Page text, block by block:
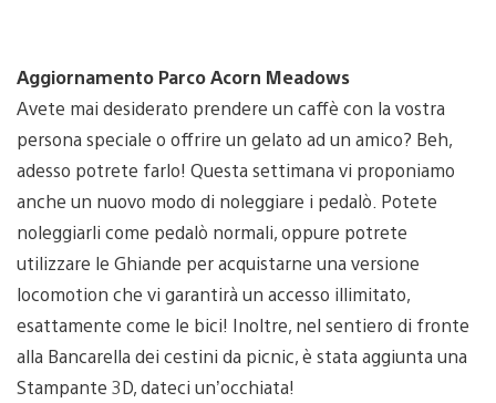
Aggiornamento Parco Acorn Meadows
Avete mai desiderato prendere un caffè con la vostra
persona speciale o offrire un gelato ad un amico? Beh,
adesso potrete farlo! Questa settimana vi proponiamo
anche un nuovo modo di noleggiare i pedalò. Potete
noleggiarli come pedalò normali, oppure potrete
utilizzare le Ghiande per acquistarne una versione
locomotion che vi garantirà un accesso illimitato,
esattamente come le bici! Inoltre, nel sentiero di fronte
alla Bancarella dei cestini da picnic, è stata aggiunta una
Stampante 3D, dateci un’occhiata!